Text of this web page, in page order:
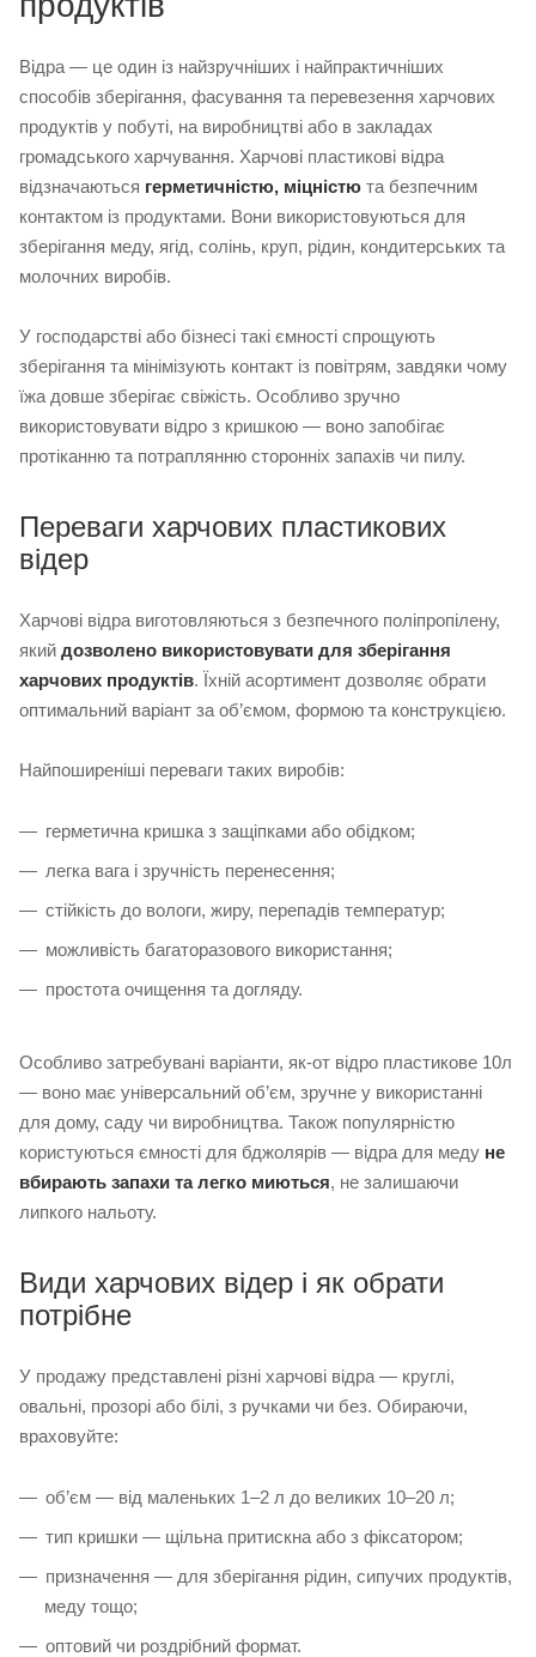
Відра — це один із найзручніших і найпрактичніших
способів зберігання, фасування та перевезення харчових
продуктів у побуті, на виробництві або в закладах
громадського харчування. Харчові пластикові відра
відзначаються герметичністю, міцністю та безпечним
контактом із продуктами. Вони використовуються для
зберігання меду, ягід, солінь, круп, рідин, кондитерських та
молочних виробів.
У господарстві або бізнесі такі ємності спрощують
зберігання та мінімізують контакт із повітрям, завдяки чому
їжа довше зберігає свіжість. Особливо зручно
використовувати відро з кришкою — воно запобігає
протіканню та потраплянню сторонніх запахів чи пилу.
Переваги харчових пластикових
відер
Харчові відра виготовляються з безпечного поліпропілену,
який дозволено використовувати для зберігання
харчових продуктів. Їхній асортимент дозволяє обрати
оптимальний варіант за об’ємом, формою та конструкцією.
Найпоширеніші переваги таких виробів:
герметична кришка з защіпками або обідком;
легка вага і зручність перенесення;
стійкість до вологи, жиру, перепадів температур;
можливість багаторазового використання;
простота очищення та догляду.
Особливо затребувані варіанти, як-от відро пластикове 10л
— воно має універсальний об’єм, зручне у використанні
для дому, саду чи виробництва. Також популярністю
користуються ємності для бджолярів — відра для меду не
вбирають запахи та легко миються, не залишаючи
липкого нальоту.
Види харчових відер і як обрати
потрібне
У продажу представлені різні харчові відра — круглі,
овальні, прозорі або білі, з ручками чи без. Обираючи,
враховуйте:
об’єм — від маленьких 1–2 л до великих 10–20 л;
тип кришки — щільна притискна або з фіксатором;
призначення — для зберігання рідин, сипучих продуктів,
меду тощо;
оптовий чи роздрібний формат.